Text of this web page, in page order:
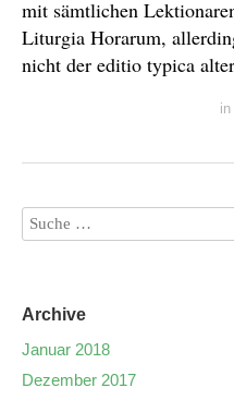
mit sämtlichen
Liturgia Horarum,
nicht der editio typica
in
Archive
Januar 2018
Dezember 2017